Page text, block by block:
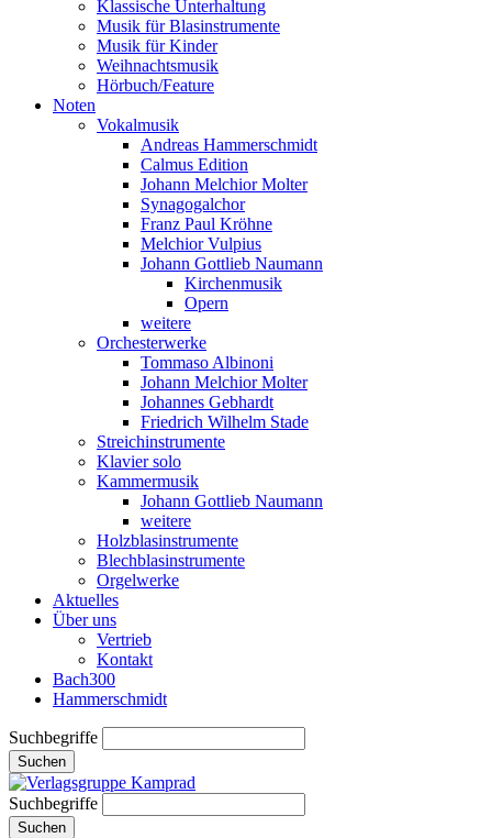
Klassische Unterhaltung
Musik für Blasinstrumente
Musik für Kinder
Weihnachtsmusik
Hörbuch/Feature
Noten
Vokalmusik
Andreas Hammerschmidt
Calmus Edition
Johann Melchior Molter
Synagogalchor
Franz Paul Kröhne
Melchior Vulpius
Johann Gottlieb Naumann
Kirchenmusik
Opern
weitere
Orchesterwerke
Tommaso Albinoni
Johann Melchior Molter
Johannes Gebhardt
Friedrich Wilhelm Stade
Streichinstrumente
Klavier solo
Kammermusik
Johann Gottlieb Naumann
weitere
Holzblasinstrumente
Blechblasinstrumente
Orgelwerke
Aktuelles
Über uns
Vertrieb
Kontakt
Bach300
Hammerschmidt
Suchbegriffe
Suchen
Suchbegriffe
Suchen